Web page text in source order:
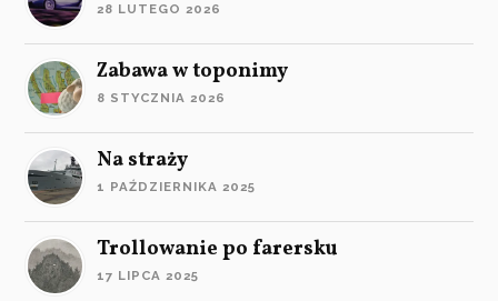
28 LUTEGO 2026
Zabawa w toponimy
8 STYCZNIA 2026
Na straży
1 PAŹDZIERNIKA 2025
Trollowanie po farersku
17 LIPCA 2025